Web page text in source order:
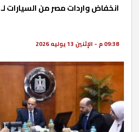
انخفاض واردات مصر من السيارات لـ 177 مليون دولار
09:38 م - الإثنين 13 يوليه 2026